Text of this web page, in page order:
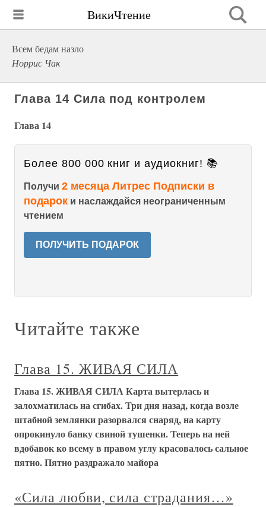
ВикиЧтение
Всем бедам назло
Норрис Чак
Глава 14 Сила под контролем
Глава 14
Более 800 000 книг и аудиокниг! 📚
Получи 2 месяца Литрес Подписки в
подарок и наслаждайся неограниченным
чтением
ПОЛУЧИТЬ ПОДАРОК
Читайте также
Глава 15. ЖИВАЯ СИЛА
Глава 15. ЖИВАЯ СИЛА Карта вытерлась и
залохматилась на сгибах. Три дня назад, когда возле
штабной землянки разорвался снаряд, на карту
опрокинуло банку свиной тушенки. Теперь на ней
вдобавок ко всему в правом углу красовалось сальное
пятно. Пятно раздражало майора
«Сила любви, сила страдания…»